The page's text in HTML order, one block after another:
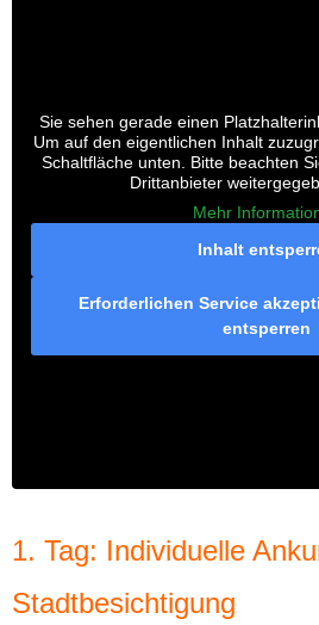
Sie sehen gerade einen
Um auf den eigentlichen Inhalt
Schaltfläche unten. Bitte beachten
Drittanbieter
Mehr
Inhalt
Erforderlichen Service
entsperren
1. Tag: Individuelle
Stadtbesichtigung